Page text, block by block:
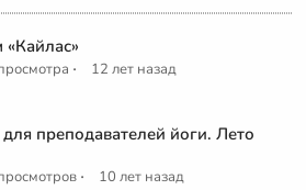
· 12 лет назад
преподавателей йоги. Лето
· 10 лет назад